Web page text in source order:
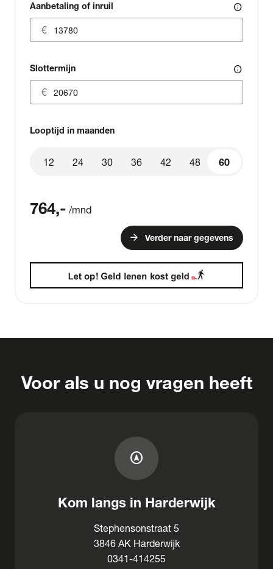
Aanbetaling of inruil info
Slottermijn info
Looptijd in maanden
60
12 24 30 36 42 48 60
764,- /mnd
arrow_forward Verder naar gegevens
Voor als u nog vragen heeft
assistant_navigation
Kom langs in Harderwijk
Stephensonstraat 5
3846 AK Harderwijk
0341-414255